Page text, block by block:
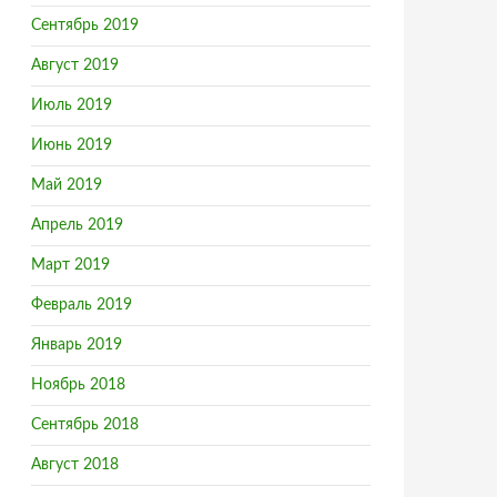
Сентябрь 2019
Август 2019
Июль 2019
Июнь 2019
Май 2019
Апрель 2019
Март 2019
Февраль 2019
Январь 2019
Ноябрь 2018
Сентябрь 2018
Август 2018